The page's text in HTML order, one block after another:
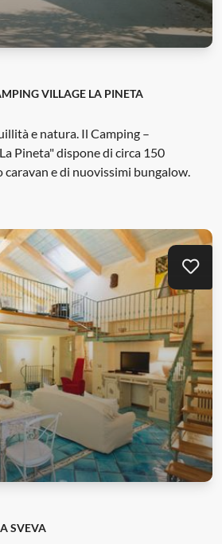
VILLAGE LA PINETA
e natura. Il Camping –
Pineta" dispone di circa 150
caravan e di nuovissimi bungalow.
SVEVA